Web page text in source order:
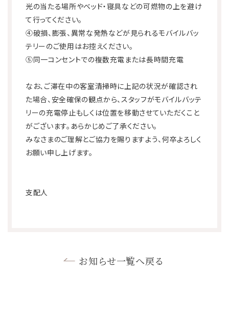
光の当たる場所やベッド・寝具などの可燃物の上を避け
て行ってください。
④破損、膨張、異常な発熱などが見られるモバイルバッ
テリーのご使用はお控えください。
⑤同一コンセントでの複数充電または長時間充電
なお、ご滞在中の客室清掃時に上記の状況が確認され
た場合、安全確保の観点から、スタッフがモバイルバッテ
リーの充電停止もしくは位置を移動させていただくこと
がございます。あらかじめご了承ください。
みなさまのご理解とご協力を賜りますよう、何卒よろしく
お願い申し上げます。
支配人
お知らせ一覧へ戻る